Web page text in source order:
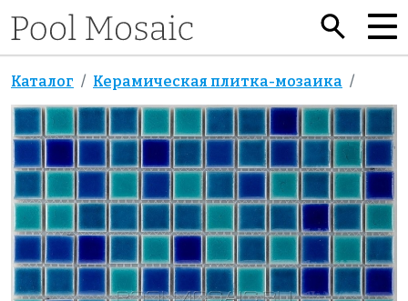
Каталог Керамическая плитка-мозаика